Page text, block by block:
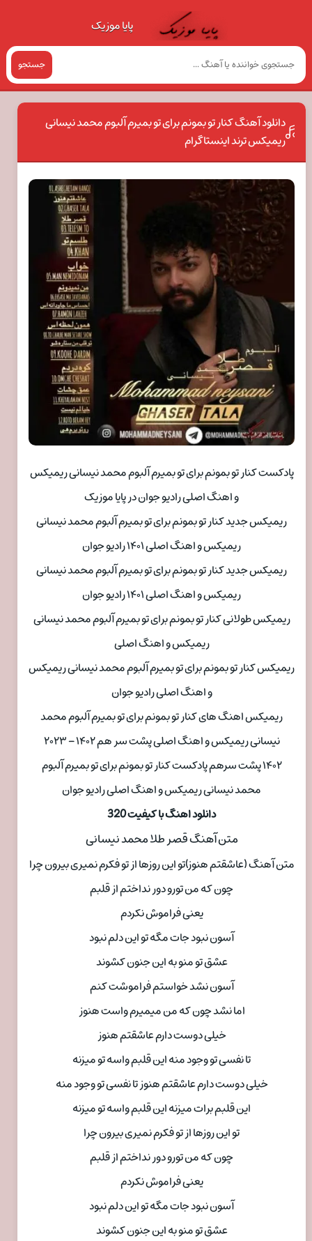
پایا موزیک
جستجو
دانلود آهنگ کنار تو بمونم برای تو بمیرم آلبوم محمد نیسانی
ریمیکس ترند اینستاگرام
پادکست کنار تو بمونم برای تو بمیرم آلبوم محمد نیسانی ریمیکس
و اهنگ اصلی رادیو جوان در پایا موزیک
ریمیکس جدید کنار تو بمونم برای تو بمیرم آلبوم محمد نیسانی
ریمیکس و اهنگ اصلی ۱۴۰۱ رادیو جوان
ریمیکس جدید کنار تو بمونم برای تو بمیرم آلبوم محمد نیسانی
ریمیکس و اهنگ اصلی ۱۴۰۱ رادیو جوان
ریمیکس طولانی کنار تو بمونم برای تو بمیرم آلبوم محمد نیسانی
ریمیکس و اهنگ اصلی
ریمیکس کنار تو بمونم برای تو بمیرم آلبوم محمد نیسانی ریمیکس
و اهنگ اصلی رادیو جوان
ریمیکس اهنگ های کنار تو بمونم برای تو بمیرم آلبوم محمد
نیسانی ریمیکس و اهنگ اصلی پشت سر هم ۱۴۰۲ – ۲۰۲۳
۱۴۰۲ پشت سرهم پادکست کنار تو بمونم برای تو بمیرم آلبوم
محمد نیسانی ریمیکس و اهنگ اصلی رادیو جوان
دانلود اهنگ با کیفیت 320
متن آهنگ قصر طلا محمد نیسانی
متن آهنگ (عاشقتم هنوز)تو این روزها از تو فکرم نمیری بیرون چرا
چون که من تورو دور نداختم از قلبم
یعنی فراموش نکردم
آسون نبود جات مگه تو این دلم نبود
عشق تو منو به این جنون کشوند
آسون نشد خواستم فراموشت کنم
اما نشد چون که من میمیرم واست هنوز
خیلی دوست دارم عاشقتم هنوز
تا نفسی تو وجود منه این قلبم واسه تو میزنه
خیلی دوست دارم عاشقتم هنوز تا نفسی تو وجود منه
این قلبم برات میزنه این قلبم واسه تو میزنه
تو این روزها از تو فکرم نمیری بیرون چرا
چون که من تورو دور نداختم از قلبم
یعنی فراموش نکردم
آسون نبود جات مگه تو این دلم نبود
عشق تو منو به این جنون کشوند